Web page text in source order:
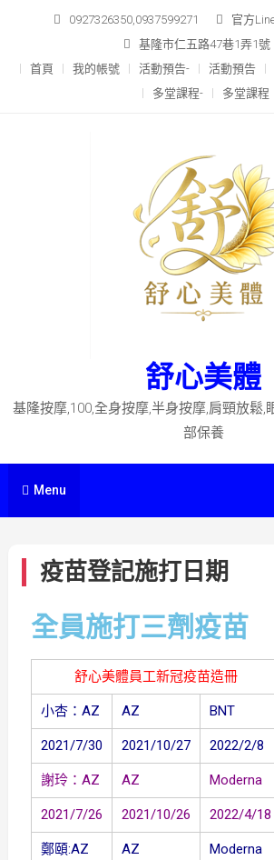
0927326350,0937599271
官方
基隆市仁五路47巷1弄1號
首頁
我的帳號 活動預告- 活動預告
多堂課程-
多堂課程
舒心美體
基隆按摩,100,全身按摩,半身按摩,肩頸放鬆,
部保養
Menu
疫苗登記施打日期
全員施打三劑疫苗
舒心美體員工新冠疫苗造冊
小杏：AZ AZ BNT
2021/7/30 2021/10/27 2022/2/8
謝玲：AZ AZ Moderna
2021/7/26 2021/10/26 2022/4/18
鄭頤:AZ AZ Moderna